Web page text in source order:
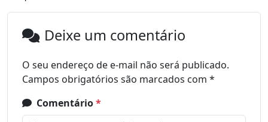
Deixe um comentário
O seu endereço de e-mail não será publicado.
Campos obrigatórios são marcados com *
Comentário*